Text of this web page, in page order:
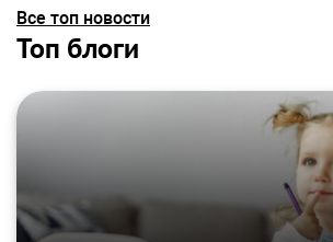
Все топ новости
Топ блоги